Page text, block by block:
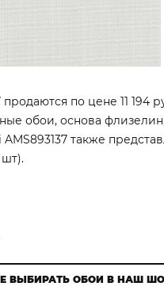
по цене 11 194
обои, основа
также
ВЫБИРАТЬ ОБОИ В НАШ